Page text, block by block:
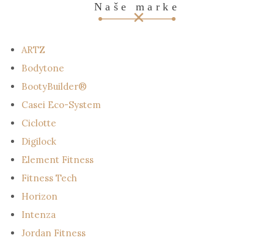
Naše marke
ARTZ
Bodytone
BootyBuilder®
Casei Eco-System
Ciclotte
Digilock
Element Fitness
Fitness Tech
Horizon
Intenza
Jordan Fitness